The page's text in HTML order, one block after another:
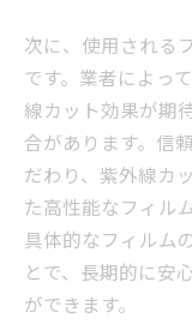
次に、使用される
です。業者によっ
線カット効果が期
合があります。信
だわり、紫外線カ
た高性能なフィル
具体的なフィルム
とで、長期的に安
ができます。